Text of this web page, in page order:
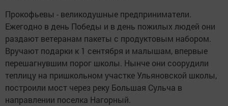
Прокофьевы - великодушные предприниматели.
Ежегодно в день Победы и в день пожилых людей они
раздают ветеранам пакеты с продуктовым набором.
Вручают подарки к 1 сентября и малышам, впервые
перешагнувшим порог школы. Нынче они соорудили
теплицу на пришкольном участке Ульяновской школы,
построили мост через реку Большая Сульча в
направлении поселка Нагорный.